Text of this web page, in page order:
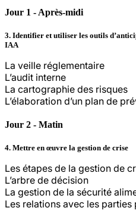
Jour 1 - Après-midi
3. Identifier et utiliser les outils
IAA
La veille réglementaire
L’audit interne
La cartographie des risques
L’élaboration d’un plan de
Jour 2 - Matin
4. Mettre en œuvre la gestion de crise
Les étapes de la gestion de
L’arbre de décision
La gestion de la sécurité
Les relations avec les parties